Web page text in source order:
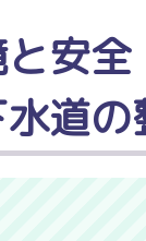
安
道の